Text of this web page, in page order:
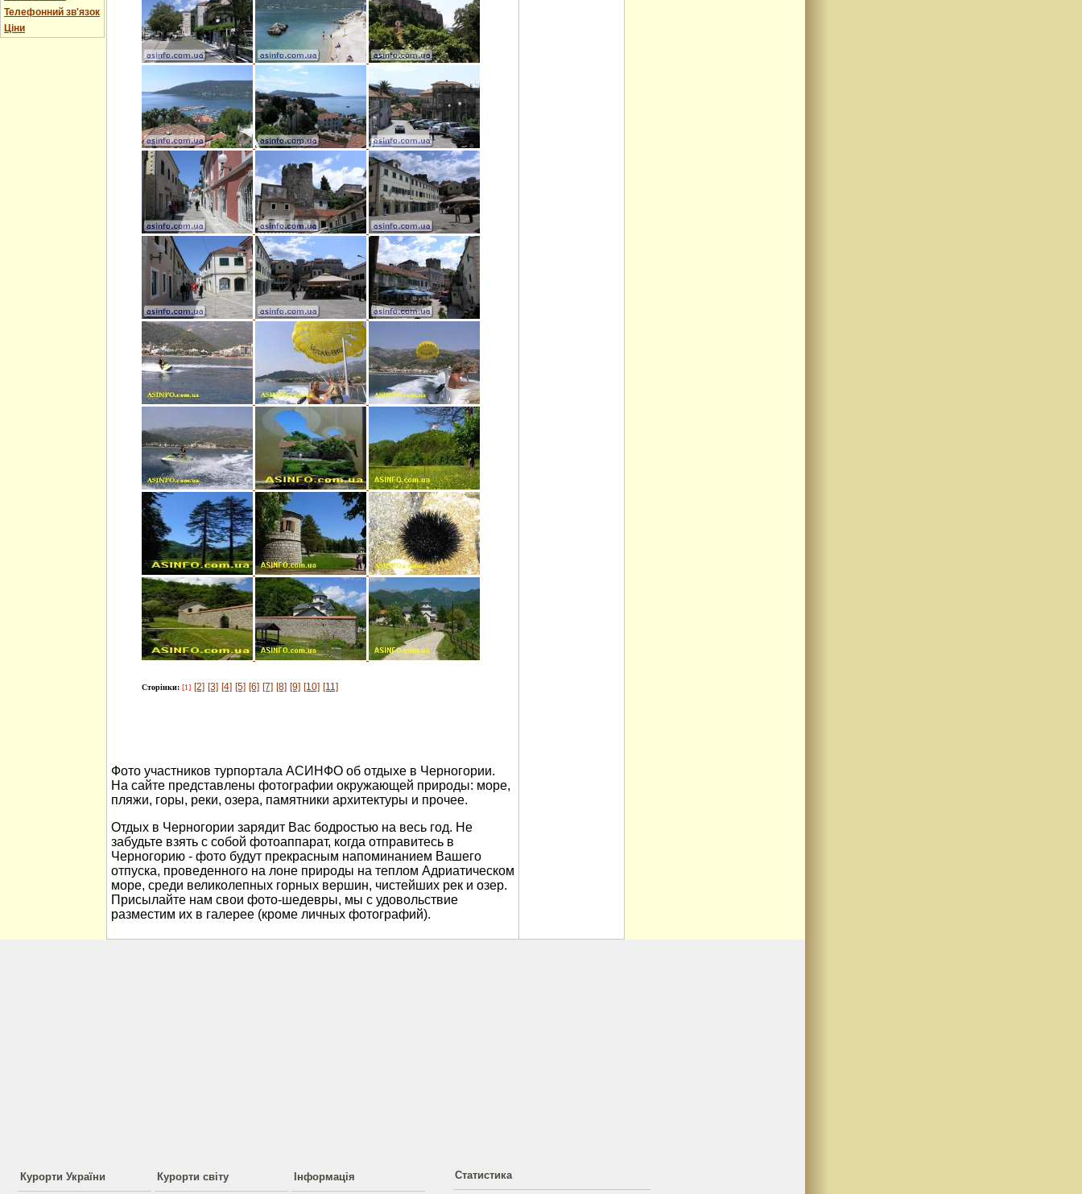
Телефонний зв'язок
Ціни
Сторінки: [1] [2] [3] [4] [5] [6] [7] [8] [9] [10] [11]
Фото участников турпортала АСИНФО об отдыхе в Черногории.
На сайте представлены фотографии окружающей природы: море,
пляжи, горы, реки, озера, памятники архитектуры и прочее.
Отдых в Черногории зарядит Вас бодростью на весь год. Не
забудьте взять с собой фотоаппарат, когда отправитесь в
Черногорию - фото будут прекрасным напоминанием Вашего
отпуска, проведенного на лоне природы на теплом Адриатическом
море, среди великолепных горных вершин, чистейших рек и озер.
Присылайте нам свои фото-шедевры, мы с удовольствие
разместим их в галерее (кроме личных фотографий).
Курорти України Курорти світу Інформація Статистика